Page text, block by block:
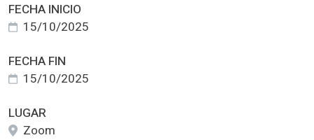
FECHA INICIO
15/10/2025
FECHA FIN
15/10/2025
LUGAR
Zoom